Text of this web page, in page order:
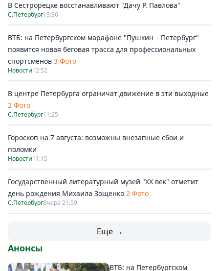
В Сестрорецке восстанавливают "Дачу Р. Павлова"
С.Петербург13:36
ВТБ: на Петербургском марафоне "Пушкин – Петербург"
появится новая беговая трасса для профессиональных
спортсменов 3 Фото
Новости12:52
В центре Петербурга ограничат движение в эти выходные
2 Фото
С.Петербург11:25
Гороскоп на 7 августа: возможны внезапные сбои и
поломки
Новости11:15
Государственный литературный музей "ХХ век" отметит
день рождения Михаила Зощенко 2 Фото
С.ПетербургВчера 21:59
Еще →
Анонсы
ВТБ: на Петербургском